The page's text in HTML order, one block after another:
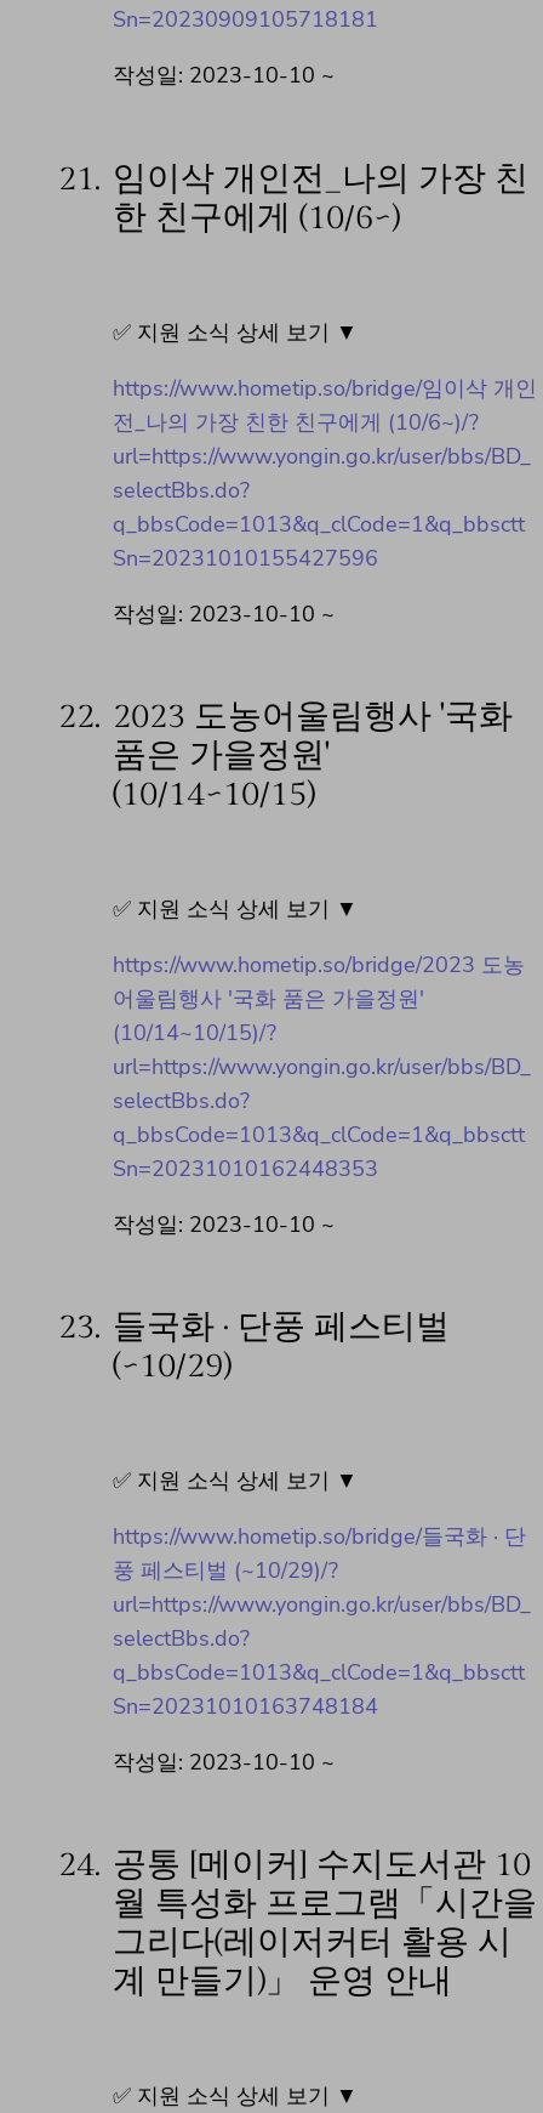
Sn=20230909105718181
작성일: 2023-10-10 ~
21. 임이삭 개인전_나의 가장 친
한 친구에게 (10/6~)
✅ 지원 소식 상세 보기 ▼
https://www.hometip.so/bridge/임이삭 개인
전_나의 가장 친한 친구에게 (10/6~)/?
url=https://www.yongin.go.kr/user/bbs/BD_
selectBbs.do?
q_bbsCode=1013&q_clCode=1&q_bbsctt
Sn=20231010155427596
작성일: 2023-10-10 ~
22. 2023 도농어울림행사 '국화
품은 가을정원'
(10/14~10/15)
✅ 지원 소식 상세 보기 ▼
https://www.hometip.so/bridge/2023 도농
어울림행사 '국화 품은 가을정원'
(10/14~10/15)/?
url=https://www.yongin.go.kr/user/bbs/BD_
selectBbs.do?
q_bbsCode=1013&q_clCode=1&q_bbsctt
Sn=20231010162448353
작성일: 2023-10-10 ~
23. 들국화 · 단풍 페스티벌
(~10/29)
✅ 지원 소식 상세 보기 ▼
https://www.hometip.so/bridge/들국화 · 단
풍 페스티벌 (~10/29)/?
url=https://www.yongin.go.kr/user/bbs/BD_
selectBbs.do?
q_bbsCode=1013&q_clCode=1&q_bbsctt
Sn=20231010163748184
작성일: 2023-10-10 ~
24. 공통 [메이커] 수지도서관 10
월 특성화 프로그램「시간을
그리다(레이저커터 활용 시
계 만들기)」 운영 안내
✅ 지원 소식 상세 보기 ▼